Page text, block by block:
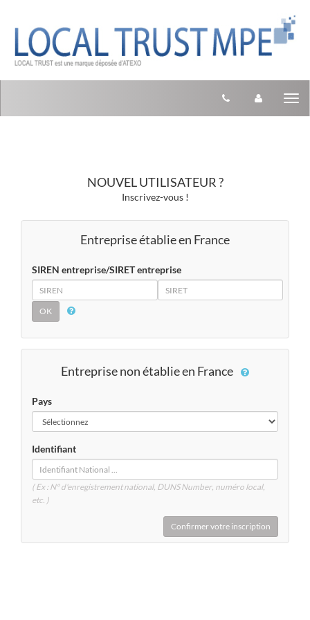
NOUVEL UTILISATEUR ?
Inscrivez-vous !
Entreprise établie en France
SIREN entreprise/SIRET entreprise
SIREN
SIRET
Entreprise non établie en France
Pays
Identifiant
( Ex : N° d'enregistrement national, DUNSNumber, numéro local,
etc. )